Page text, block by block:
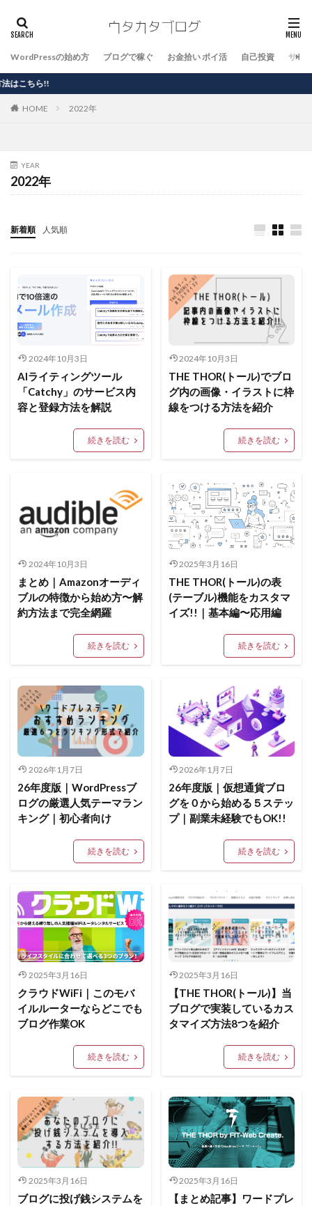
WordPressの始め方 ブログで稼ぐ お金拾い ポイ活 自己投資 サイ
HOME 2022年
YEAR
2022年
新着順 人気順
2024年10月3日
AIライティングツール
「Catchy」のサービス内
容と登録方法を解説
続きを読む
2024年10月3日
THE THOR(トール)でブロ
グ内の画像・イラストに枠
線をつける方法を紹介
続きを読む
2024年10月3日
まとめ｜Amazonオーディ
ブルの特徴から始め方〜解
約方法まで完全網羅
続きを読む
2025年3月16日
THE THOR(トール)の表
(テーブル)機能をカスタマ
イズ!!｜基本編〜応用編
続きを読む
2026年1月7日
26年度版｜WordPressブ
ログの厳選人気テーマラン
キング｜初心者向け
続きを読む
2026年1月7日
26年度版｜仮想通貨ブロ
グを０から始める５ステッ
プ｜副業未経験でもOK!!
続きを読む
2025年3月16日
クラウドWiFi｜このモバ
イルルーターならどこでも
ブログ作業OK
続きを読む
2025年3月16日
【THE THOR(トール)】当
ブログで実装しているカス
タマイズ方法8つを紹介
続きを読む
2025年3月16日
ブログに投げ銭システムを
2025年3月16日
【まとめ記事】ワードプレ